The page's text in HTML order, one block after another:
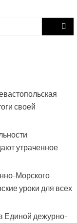
Search
своей
утраченное
Морского
уроки для всех
Единой дежурно-